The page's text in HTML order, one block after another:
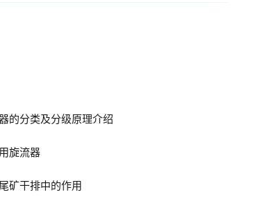
的分类及分级原理介绍
旋流器
矿干排中的作用